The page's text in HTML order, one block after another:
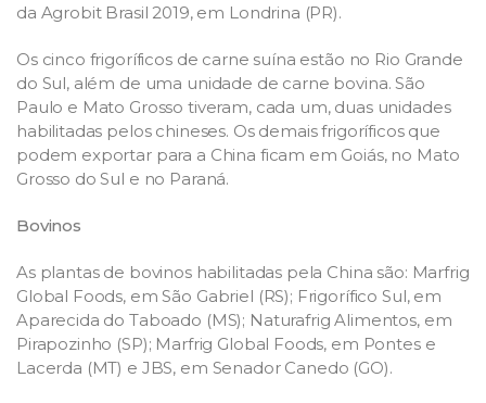
da Agrobit Brasil 2019, em Londrina (PR).
Os cinco frigoríficos de carne suína estão no Rio Grande
do Sul, além de uma unidade de carne bovina. São
Paulo e Mato Grosso tiveram, cada um, duas unidades
habilitadas pelos chineses. Os demais frigoríficos que
podem exportar para a China ficam em Goiás, no Mato
Grosso do Sul e no Paraná.
Bovinos
As plantas de bovinos habilitadas pela China são: Marfrig
Global Foods, em São Gabriel (RS); Frigorífico Sul, em
Aparecida do Taboado (MS); Naturafrig Alimentos, em
Pirapozinho (SP); Marfrig Global Foods, em Pontes e
Lacerda (MT) e JBS, em Senador Canedo (GO).